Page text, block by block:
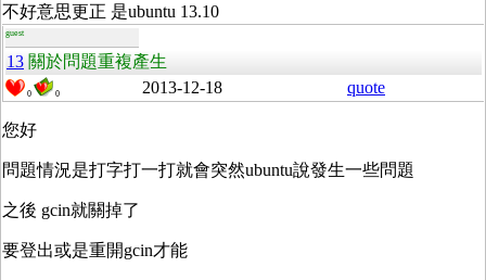
不好意思更正 是ubuntu 13.10
guest
13 關於問題重複產生
0 0 2013-12-18 quote
您好
問題情況是打字打一打就會突然ubuntu說發生一些問題
之後 gcin就關掉了
要登出或是重開gcin才能